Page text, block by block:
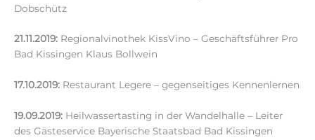
Dobschütz
21.11.2019: Regionalvinothek KissVino – Geschäftsführer Pro
Bad Kissingen Klaus Bollwein
17.10.2019: Restaurant Legere – gegenseitiges Kennenlernen
19.09.2019: Heilwassertasting in der Wandelhalle – Leiter
des Gästeservice Bayerische Staatsbad Bad Kissingen